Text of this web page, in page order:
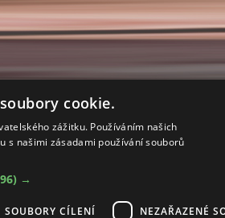
cookie.
zážitku. Používáním našich
s našimi zásadami používání souborů
→
SOUBORY CÍLENÍ NEZAŘAZENÉ